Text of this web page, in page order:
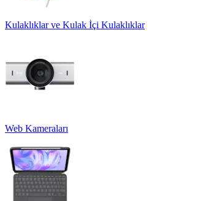
Kulaklıklar ve Kulak İçi Kulaklıklar
Web Kameraları